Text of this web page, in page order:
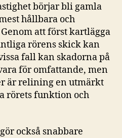
börjar bli gamla
hållbara och
att först kartlägga
rörens skick kan
fall kan skadorna på
för omfattande, men
är relining en utmärkt
rörets funktion och
också snabbare